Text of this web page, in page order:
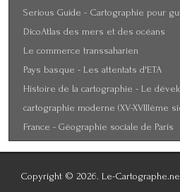
Serious Guide - Cartographie pour
DicoAtlas des mers et des océans
Le commerce transsaharien
Pays basque - Les attentats d'ETA
Histoire de la cartographie - Le
cartographie moderne (XV-XVIIIème
France - Géographie sociale de Paris
Copyright © 2026. Le-